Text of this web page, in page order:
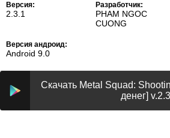
Версия:
2.3.1
Разработчик:
PHAM NGOC
CUONG
Версия андроид:
Android 9.0
Скачать Metal Squad:
денег]